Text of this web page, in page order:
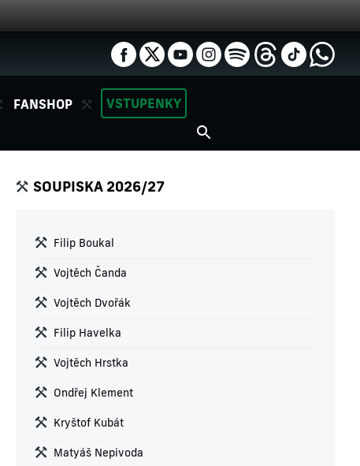
FANSHOP VSTUPENKY
SOUPISKA 2026/27
Filip Boukal
Vojtěch Čanda
Vojtěch Dvořák
Filip Havelka
Vojtěch Hrstka
Ondřej Klement
Kryštof Kubát
Matyáš Nepivoda